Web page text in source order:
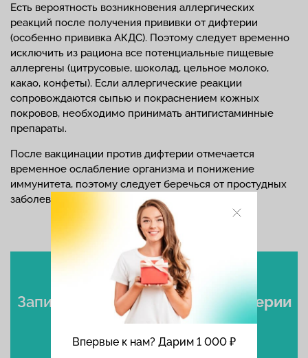
Впервые к нам? Дарим 1 000 ₽
Есть вероятность возникновения аллергических
реакций после получения прививки от дифтерии
(особенно прививка АКДС). Поэтому следует временно
исключить из рациона все потенциальные пищевые
аллергены (цитрусовые, шоколад, цельное молоко,
какао, конфеты). Если аллергические реакции
сопровождаются сыпью и покраснением кожных
покровов, необходимо принимать антигистаминные
препараты.
После вакцинации против дифтерии отмечается
временное ослабление организма и понижение
иммунитета, поэтому следует беречься от простудных
заболеваний.
Записаться на прививку от дифтерии
Выбрать время